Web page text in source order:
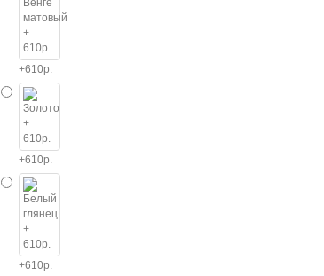
+610р.
+610р.
+610р.